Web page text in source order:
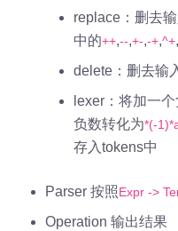
replace：删去
中的++,--,+-,-+,^+
delete：删去输
lexer：将加一
负数转化为*(-
存入tokens中
Parser 按照Expr ->
Operation 输出结果